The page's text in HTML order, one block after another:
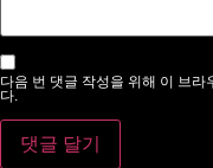
다음 번 댓글 작성을 위해 이 브
다.